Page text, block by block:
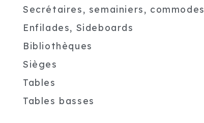
Secrétaires, semainiers, commodes
Enfilades, Sideboards
Bibliothèques
Sièges
Tables
Tables basses